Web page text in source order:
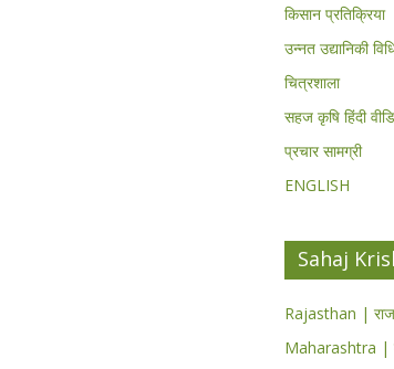
किसान प्रतिक्रिया
उन्नत उद्यानिकी
चित्रशाला
सहज कृषि हिंदी
प्रचार सामग्री
ENGLISH
Sahaj
Rajasthan |
Maharashtra |